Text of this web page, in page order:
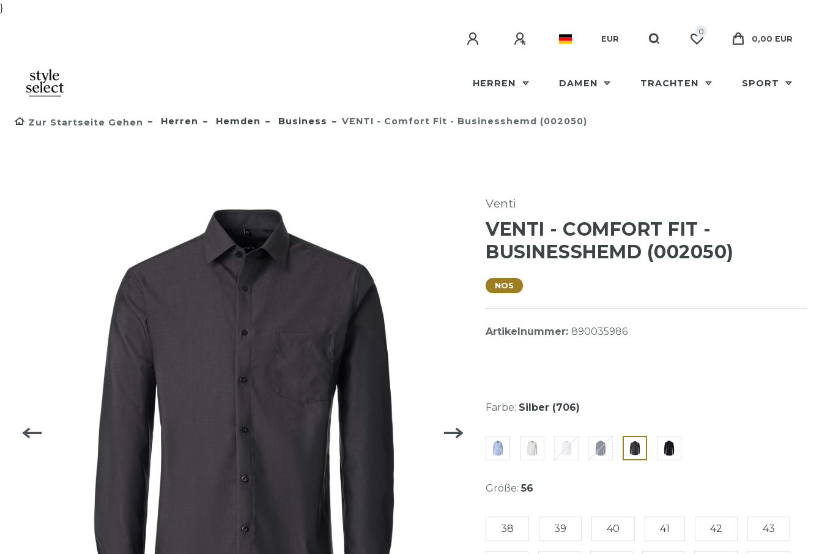
}
EUR
0
0,00 EUR
HERREN DAMEN TRACHTEN SPORT
Zur Startseite Gehen Herren Hemden Business VENTI - Comfort Fit - Businesshemd (002050)
Venti
VENTI - COMFORT FIT -
BUSINESSHEMD (002050)
NOS
Artikelnummer: 890035986
Farbe: Silber (706)
Größe: 56
38 39 40 41 42 43